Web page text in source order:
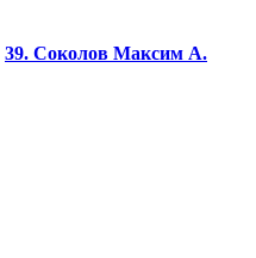
39. Соколов Максим А.